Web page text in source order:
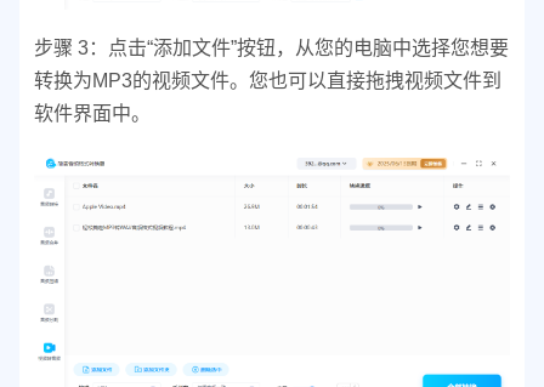
步骤 3：
点击“添加文件”按钮，从您的电脑中选择您想要
转换为MP3的视频文件。 您也可以直接拖拽视频文件到
软件界面中。